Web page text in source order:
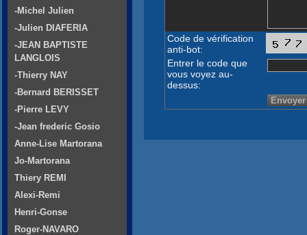
Code de vérification
anti-bot:
Entrer le code que
vous voyez au-
dessus:
-Michel Julien
-Julien DIAFERIA
-JEAN BAPTISTE
LANGLOIS
-Thierry NAY
-Bernard BERISSET
-Pierre LEVY
-Jean frederic Gosio
Anne-Lise Martorana
Jo-Martorana
Thiery REMI
Alexi-Remi
Henri-Gonse
Roger-NAVARO